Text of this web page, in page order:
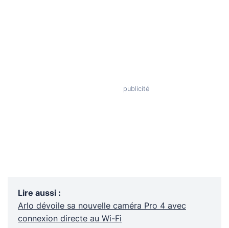
Lire aussi :
Arlo dévoile sa nouvelle caméra Pro 4 avec
connexion directe au Wi-Fi